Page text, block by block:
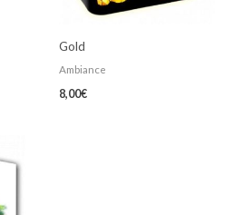
Gold
Ambiance
8,00€